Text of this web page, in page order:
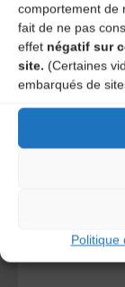
comportement de
fait de ne pas
effet négatif sur
site. (Certaines
embarqués de
Politique
savoir plus sur
commentaires